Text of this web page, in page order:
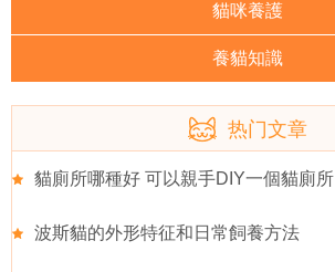
貓咪養護
養貓知識
热门文章
貓廁所哪種好 可以親手DIY一個貓廁所
波斯貓的外形特征和日常飼養方法